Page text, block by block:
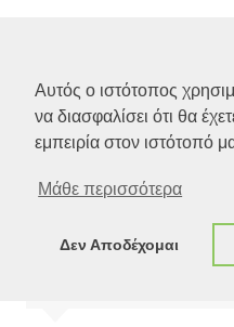
Αυτός ο ιστότοπος
να διασφαλίσει ότι θα
εμπειρία στον ιστότοπό
Μάθε περισσότερα
Δεν Αποδέχομαι
Ποιότητα Ζωής